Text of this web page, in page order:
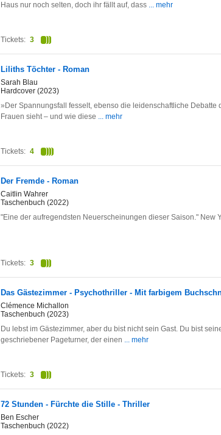
Haus nur noch selten, doch ihr fällt auf, dass ... mehr
Tickets: 3
Liliths Töchter - Roman
Sarah Blau
Hardcover (2023)
»Der Spannungsfall fesselt, ebenso die leidenschaftliche Debatte
Frauen sieht – und wie diese ... mehr
Tickets: 4
Der Fremde - Roman
Caitlin Wahrer
Taschenbuch (2022)
"Eine der aufregendsten Neuerscheinungen dieser Saison." New
Tickets: 3
Das Gästezimmer - Psychothriller - Mit farbigem
Clémence Michallon
Taschenbuch (2023)
Du lebst im Gästezimmer, aber du bist nicht sein Gast. Du bist
geschriebener Pageturner, der einen ... mehr
Tickets: 3
72 Stunden - Fürchte die Stille - Thriller
Ben Escher
Taschenbuch (2022)